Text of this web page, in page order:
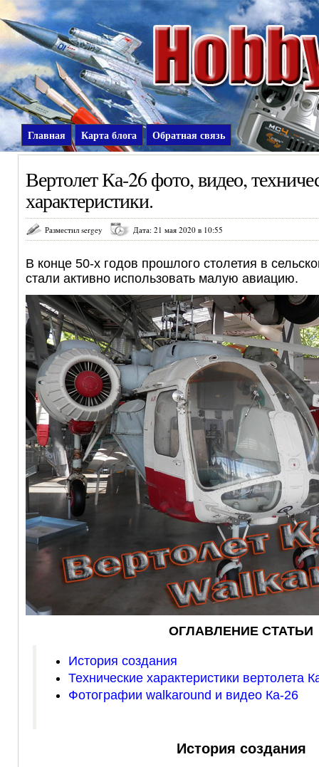
Главная Карта блога Обратная связь
Вертолет Ка-26 фото, видео,
характеристики.
Разместил sergey Дата: 21 мая 2020 в 10:55
В конце 50-х годов прошлого столетия в
стали активно использовать малую авиацию.
ОГЛАВЛЕНИЕ СТАТЬИ
История создания
Технические характеристики вертолета
Фотографии walkaround и видео Ка-26
История создания